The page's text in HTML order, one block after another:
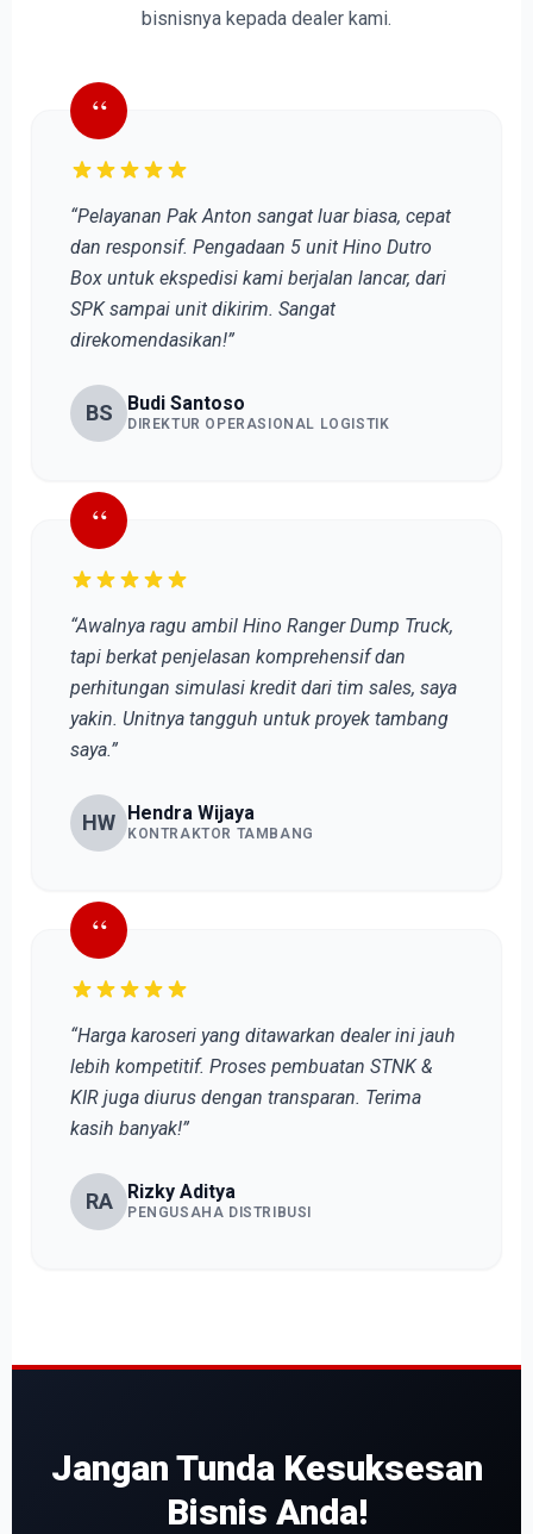
bisnisnya kepada dealer kami.
“
“Pelayanan Pak Anton sangat luar biasa, cepat
dan responsif. Pengadaan 5 unit Hino Dutro
Box untuk ekspedisi kami berjalan lancar, dari
SPK sampai unit dikirim. Sangat
direkomendasikan!”
BS Budi Santoso
DIREKTUR OPERASIONAL LOGISTIK
“
“Awalnya ragu ambil Hino Ranger Dump Truck,
tapi berkat penjelasan komprehensif dan
perhitungan simulasi kredit dari tim sales, saya
yakin. Unitnya tangguh untuk proyek tambang
saya.”
HW Hendra Wijaya
KONTRAKTOR TAMBANG
“
“Harga karoseri yang ditawarkan dealer ini jauh
lebih kompetitif. Proses pembuatan STNK &
KIR juga diurus dengan transparan. Terima
kasih banyak!”
RA Rizky Aditya
PENGUSAHA DISTRIBUSI
Jangan Tunda Kesuksesan
Bisnis Anda!